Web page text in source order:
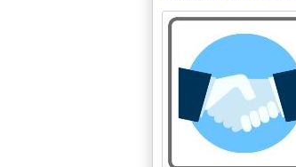
Lista allegati